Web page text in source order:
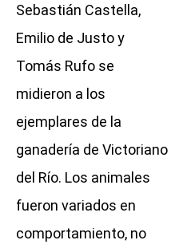
Sebastián Castella,
Emilio de Justo y
Tomás Rufo se
midieron a los
ejemplares de la
ganadería de Victoriano
del Río. Los animales
fueron variados en
comportamiento, no